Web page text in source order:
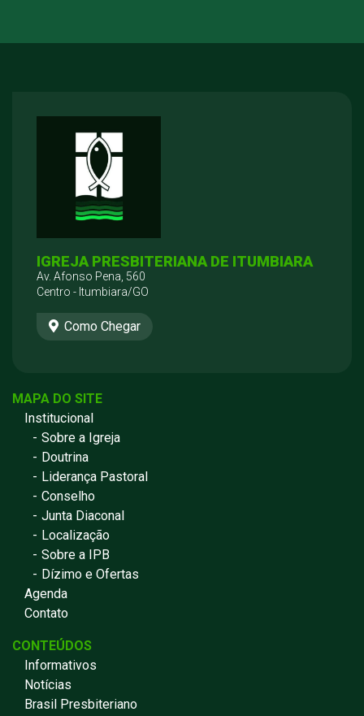
IGREJA PRESBITERIANA DE ITUMBIARA
Av. Afonso Pena, 560
Centro - Itumbiara/GO
Como Chegar
MAPA DO SITE
Institucional
Sobre a Igreja
Doutrina
Liderança Pastoral
Conselho
Junta Diaconal
Localização
Sobre a IPB
Dízimo e Ofertas
Agenda
Contato
CONTEÚDOS
Informativos
Notícias
Brasil Presbiteriano